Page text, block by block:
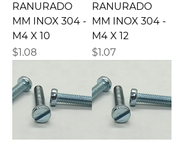
RANURADO
MM INOX 304 -
M4 X 10
Precio
$1.08
RANURADO
MM INOX 304 -
M4 X 12
Precio
$1.07